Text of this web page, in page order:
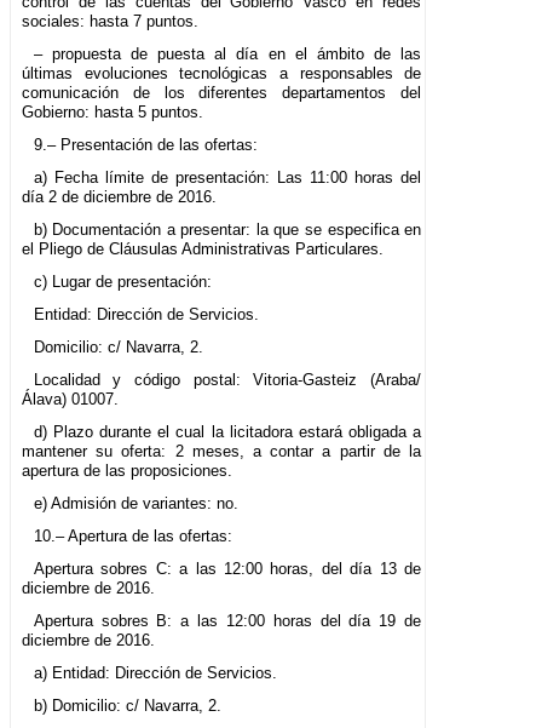
sociales: hasta 7 puntos.
– propuesta de puesta al día en el ámbito de las
últimas evoluciones tecnológicas a responsables de
comunicación de los diferentes departamentos del
Gobierno: hasta 5 puntos.
9.– Presentación de las ofertas:
a) Fecha límite de presentación: Las 11:00 horas del
día 2 de diciembre de 2016.
b) Documentación a presentar: la que se especifica en
el Pliego de Cláusulas Administrativas Particulares.
c) Lugar de presentación:
Entidad: Dirección de Servicios.
Domicilio: c/ Navarra, 2.
Localidad y código postal: Vitoria-Gasteiz (Araba/
Álava) 01007.
d) Plazo durante el cual la licitadora estará obligada a
mantener su oferta: 2 meses, a contar a partir de la
apertura de las proposiciones.
e) Admisión de variantes: no.
10.– Apertura de las ofertas:
Apertura sobres C: a las 12:00 horas, del día 13 de
diciembre de 2016.
Apertura sobres B: a las 12:00 horas del día 19 de
diciembre de 2016.
a) Entidad: Dirección de Servicios.
b) Domicilio: c/ Navarra, 2.